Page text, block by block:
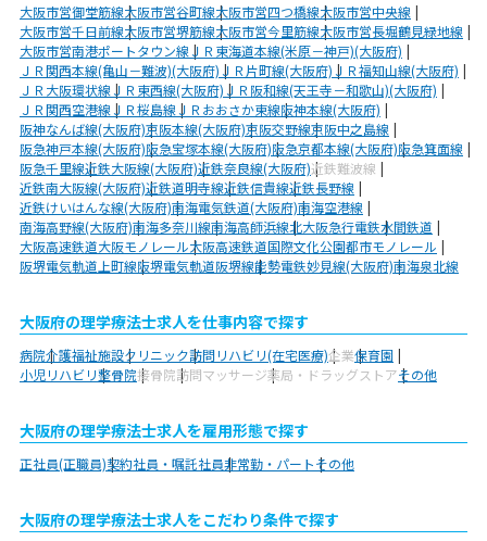
大阪市営御堂筋線大阪市営谷町線大阪市営四つ橋線大阪市営中央線
大阪市営千日前線大阪市営堺筋線大阪市営今里筋線大阪市営長堀鶴見緑地線
大阪市営南港ポートタウン線ＪＲ東海道本線(米原－神戸)(大阪府)
ＪＲ関西本線(亀山－難波)(大阪府)ＪＲ片町線(大阪府)ＪＲ福知山線(大阪府)
ＪＲ大阪環状線ＪＲ東西線(大阪府)ＪＲ阪和線(天王寺－和歌山)(大阪府)
ＪＲ関西空港線ＪＲ桜島線ＪＲおおさか東線阪神本線(大阪府)
阪神なんば線(大阪府)京阪本線(大阪府)京阪交野線京阪中之島線
阪急神戸本線(大阪府)阪急宝塚本線(大阪府)阪急京都本線(大阪府)阪急箕面線
阪急千里線近鉄大阪線(大阪府)近鉄奈良線(大阪府)近鉄難波線
近鉄南大阪線(大阪府)近鉄道明寺線近鉄信貴線近鉄長野線
近鉄けいはんな線(大阪府)南海電気鉄道(大阪府)南海空港線
南海高野線(大阪府)南海多奈川線南海高師浜線北大阪急行電鉄水間鉄道
大阪高速鉄道大阪モノレール大阪高速鉄道国際文化公園都市モノレール
阪堺電気軌道上町線阪堺電気軌道阪堺線能勢電鉄妙見線(大阪府)南海泉北線
大阪府の理学療法士求人を仕事内容で探す
病院介護福祉施設クリニック訪問リハビリ(在宅医療)企業保育園
小児リハビリ整骨院接骨院訪問マッサージ薬局・ドラッグストアその他
大阪府の理学療法士求人を雇用形態で探す
正社員(正職員)契約社員・嘱託社員非常勤・パートその他
大阪府の理学療法士求人をこだわり条件で探す